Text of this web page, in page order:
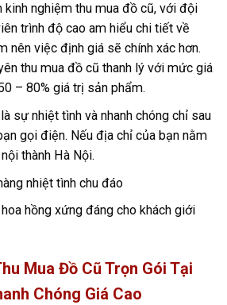
kinh nghiệm thu mua đồ cũ, với đội
trình độ cao am hiểu chi tiết về
nên việc định giá sẽ chính xác hơn.
thu mua đồ cũ thanh lý với mức giá
– 80% giá trị sản phẩm.
sự nhiệt tình và nhanh chóng chỉ sau
gọi điện. Nếu địa chỉ của bạn nằm
thành Hà Nội.
nhiệt tình chu đáo
hồng xứng đáng cho khách giới
Mua Đồ Cũ Trọn Gói Tại
Chóng Giá Cao